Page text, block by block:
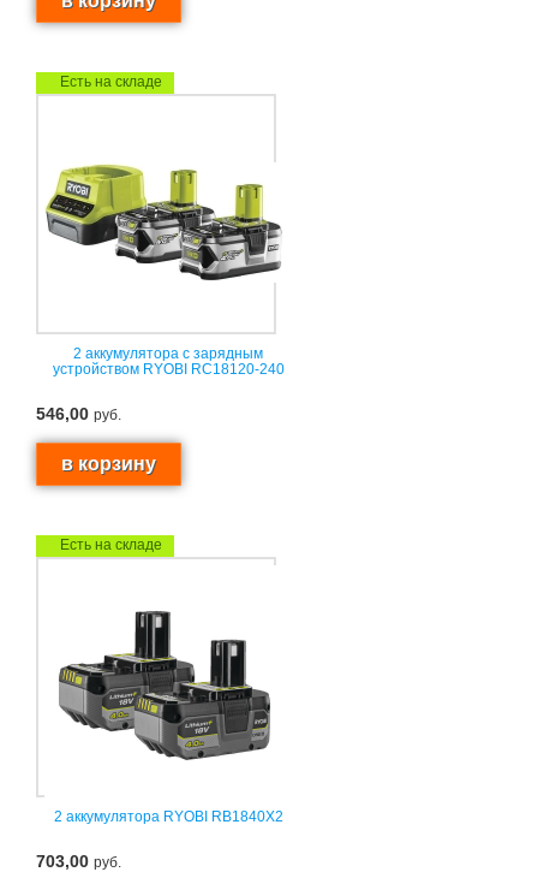
Есть на складе
2 аккумулятора с зарядным
устройством RYOBI RC18120-240
546,00 руб.
Есть на складе
2 аккумулятора RYOBI RB1840X2
703,00 руб.